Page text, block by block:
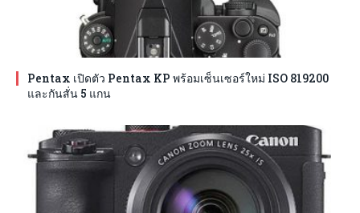
Pentax เปิดตัว Pentax KP พร้อมเซ็นเซอร์ใหม่ ISO 819200
และกันสั่น 5 แกน